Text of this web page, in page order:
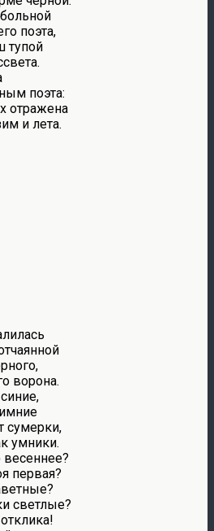
поэта,
тупой
поэта:
отражена
и лета.
ворона.
сумерки,
умники.
первая?
светлые?